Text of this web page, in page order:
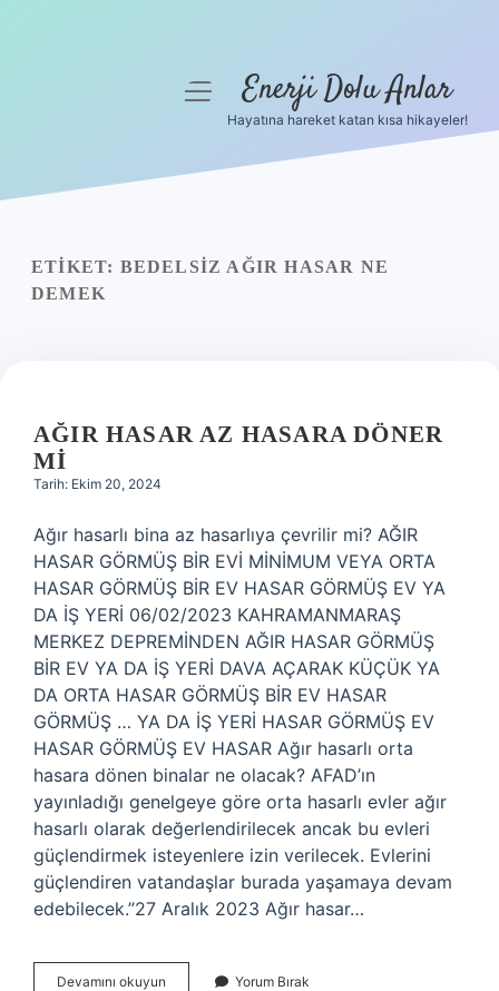
Yasal Uyarı
menüyüEnerji Dolu Anlar
Hayatına hareket katan kısa hikayeler!
ETIKET: BEDELSIZ AĞIR HASAR NE
DEMEK
AĞIR HASAR AZ HASARA DÖNER
MI
Tarih: Ekim 20, 2024
Ağır hasarlı bina az hasarlıya çevrilir mi? AĞIR
HASAR GÖRMÜŞ BİR EVİ MİNİMUM VEYA ORTA
HASAR GÖRMÜŞ BİR EV HASAR GÖRMÜŞ EV YA
DA İŞ YERİ 06/02/2023 KAHRAMANMARAŞ
MERKEZ DEPREMİNDEN AĞIR HASAR GÖRMÜŞ
BİR EV YA DA İŞ YERİ DAVA AÇARAK KÜÇÜK YA
DA ORTA HASAR GÖRMÜŞ BİR EV HASAR
GÖRMÜŞ … YA DA İŞ YERİ HASAR GÖRMÜŞ EV
HASAR GÖRMÜŞ EV HASAR Ağır hasarlı orta
hasara dönen binalar ne olacak? AFAD’ın
yayınladığı genelgeye göre orta hasarlı evler ağır
hasarlı olarak değerlendirilecek ancak bu evleri
güçlendirmek isteyenlere izin verilecek. Evlerini
güçlendiren vatandaşlar burada yaşamaya devam
edebilecek.”27 Aralık 2023 Ağır hasar…
Devamını okuyun Yorum Bırak